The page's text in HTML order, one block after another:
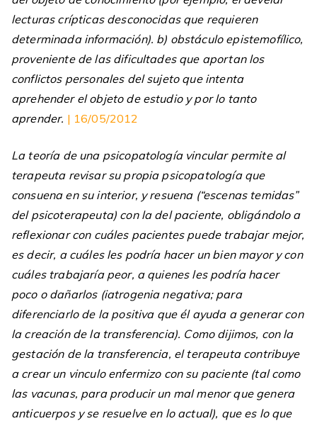
lecturas crípticas desconocidas que requieren
determinada información). b) obstáculo epistemofílico,
proveniente de las dificultades que aportan los
conflictos personales del sujeto que intenta
aprehender el objeto de estudio y por lo tanto
aprender. | 16/05/2012
La teoría de una psicopatología vincular permite al
terapeuta revisar su propia psicopatología que
consuena en su interior, y resuena (“escenas temidas”
del psicoterapeuta) con la del paciente, obligándolo a
reflexionar con cuáles pacientes puede trabajar mejor,
es decir, a cuáles les podría hacer un bien mayor y con
cuáles trabajaría peor, a quienes les podría hacer
poco o dañarlos (iatrogenia negativa; para
diferenciarlo de la positiva que él ayuda a generar con
la creación de la transferencia). Como dijimos, con la
gestación de la transferencia, el terapeuta contribuye
a crear un vinculo enfermizo con su paciente (tal como
las vacunas, para producir un mal menor que genera
anticuerpos y se resuelve en lo actual), que es lo que